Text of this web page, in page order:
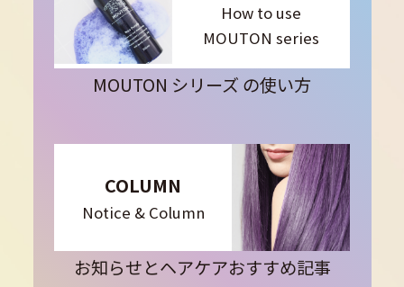
How to use
MOUTON series
MOUTON シリーズ の使い方
COLUMN
Notice & Column
お知らせとヘアケアおすすめ記事